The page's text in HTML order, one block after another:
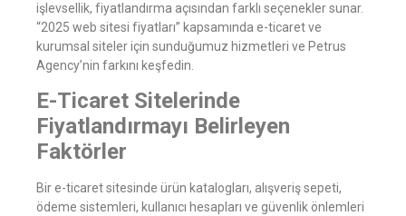
işlevsellik, fiyatlandırma açısından farklı seçenekler sunar.
“2025 web sitesi fiyatları” kapsamında e-ticaret ve
kurumsal siteler için sunduğumuz hizmetleri ve Petrus
Agency’nin farkını keşfedin.
E-Ticaret Sitelerinde
Fiyatlandırmayı Belirleyen
Faktörler
Bir e-ticaret sitesinde ürün katalogları, alışveriş sepeti,
ödeme sistemleri, kullanıcı hesapları ve güvenlik önlemleri